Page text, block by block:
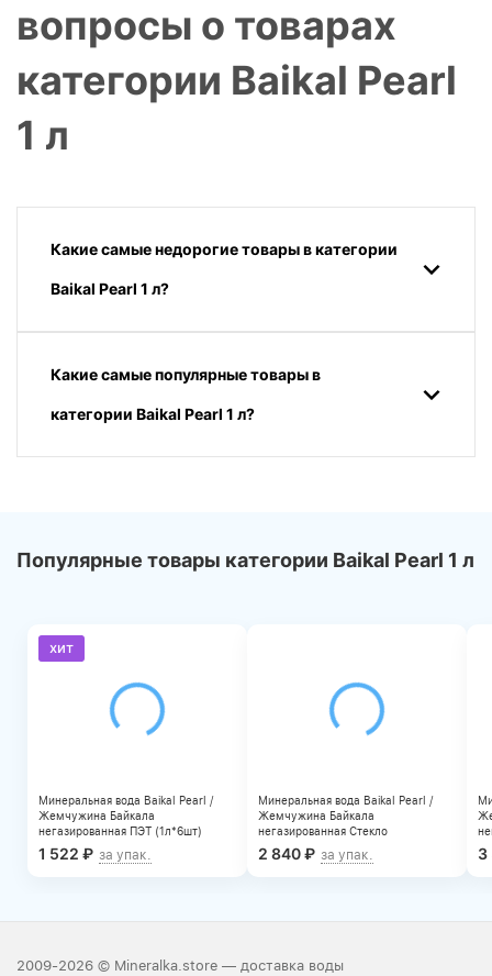
вопросы о товарах
категории Baikal Pearl
1 л
Какие самые недорогие товары в категории
Baikal Pearl 1 л?
Какие самые популярные товары в
категории Baikal Pearl 1 л?
Популярные товары категории Baikal Pearl 1 л
хит
Минеральная вода Baikal Pearl /
Жемчужина Байкала
негазированная ПЭТ (1л*6шт)
1 522 ₽ за упак.
Минеральная вода Baikal Pearl /
Жемчужина Байкала
негазированная Стекло
(0,25л*24шт)
2 840₽ за упак. 3
2009-2026 © Mineralka.store — доставка воды